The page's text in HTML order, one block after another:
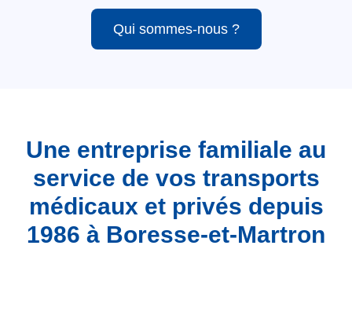
Qui sommes-nous ?
Une entreprise familiale au
service de vos transports
médicaux et privés depuis
1986 à Boresse-et-Martron